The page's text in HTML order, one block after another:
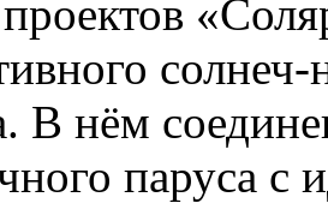
В нём
паруса с